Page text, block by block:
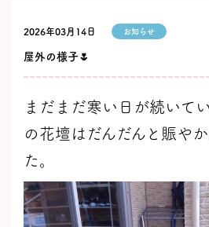
2026年03月14日 お知らせ
屋外の様子🌷
まだまだ寒い日が続いて
の花壇はだんだんと賑や
た。